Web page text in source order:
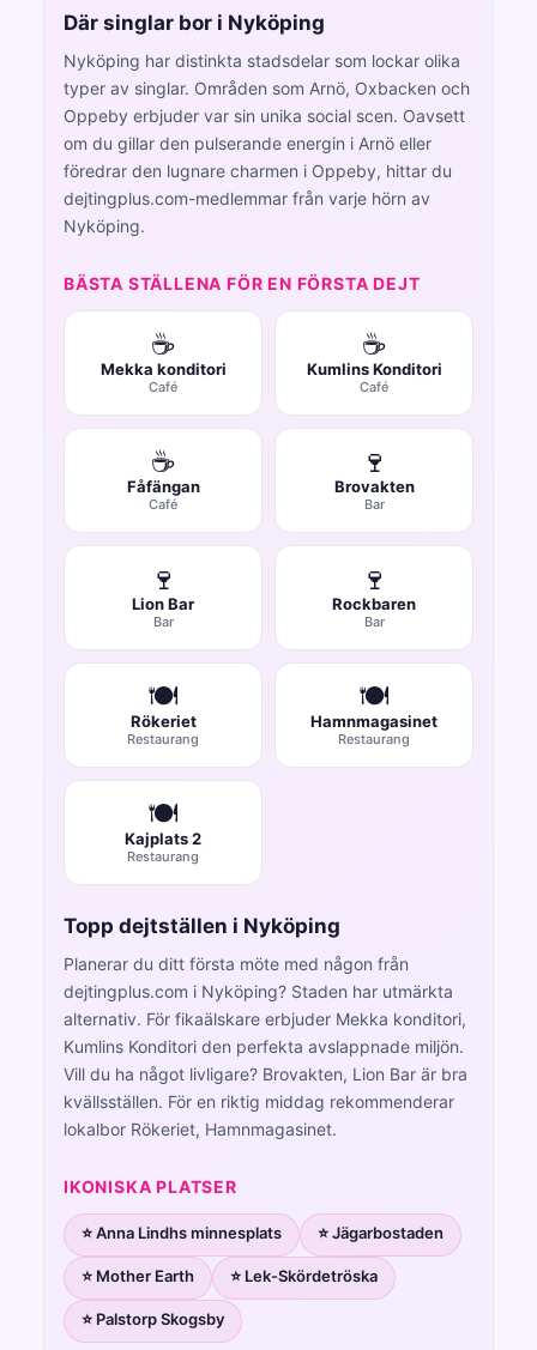
Där singlar bor i Nyköping
Nyköping har distinkta stadsdelar som lockar olika
typer av singlar. Områden som Arnö, Oxbacken och
Oppeby erbjuder var sin unika social scen. Oavsett
om du gillar den pulserande energin i Arnö eller
föredrar den lugnare charmen i Oppeby, hittar du
dejtingplus.com-medlemmar från varje hörn av
Nyköping.
BÄSTA STÄLLENA FÖR EN FÖRSTA DEJT
☕
Mekka konditori
Café
☕
Kumlins Konditori
Café
☕
Fåfängan
Café
🍷
Brovakten
Bar
🍷
Lion Bar
Bar
🍷
Rockbaren
Bar
🍽️
Rökeriet
Restaurang
🍽️
Hamnmagasinet
Restaurang
🍽️
Kajplats 2
Restaurang
Topp dejtställen i Nyköping
Planerar du ditt första möte med någon från
dejtingplus.com i Nyköping? Staden har utmärkta
alternativ. För fikaälskare erbjuder Mekka konditori,
Kumlins Konditori den perfekta avslappnade miljön.
Vill du ha något livligare? Brovakten, Lion Bar är bra
kvällsställen. För en riktig middag rekommenderar
lokalbor Rökeriet, Hamnmagasinet.
IKONISKA PLATSER
⭐ Anna Lindhs minnesplats ⭐ Jägarbostaden
⭐ Mother Earth ⭐ Lek-Skördetröska
⭐ Palstorp Skogsby